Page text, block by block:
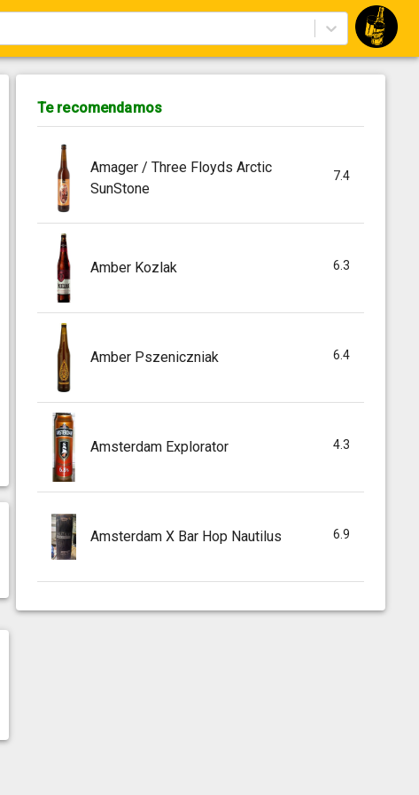
Te recomendamos
Amager / Three Floyds Arctic
SunStone
7.4
Amber Kozlak 6.3
Amber Pszeniczniak 6.4
Amsterdam Explorator 4.3
Amsterdam X Bar Hop Nautilus 6.9